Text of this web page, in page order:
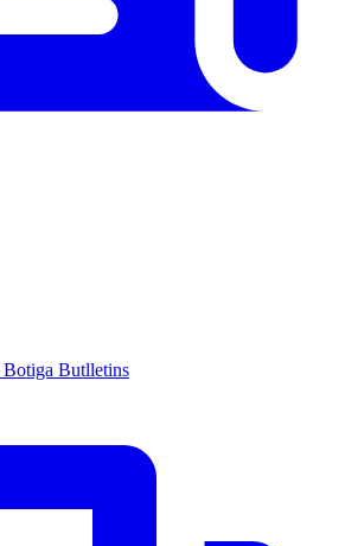
Botiga Butlletins